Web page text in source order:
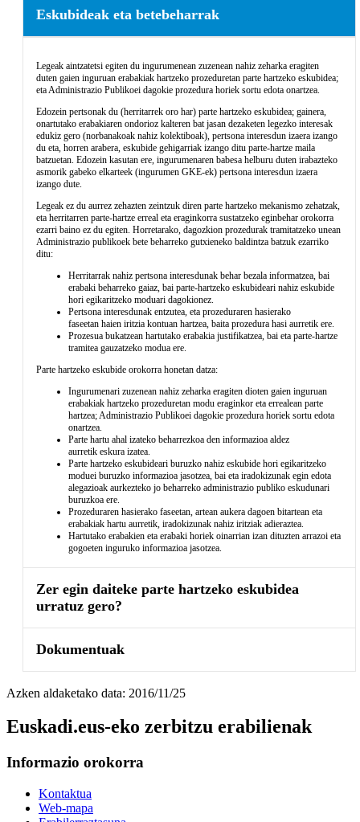
Eskubideak eta betebeharrak
Legeak aintzatetsi egiten du ingurumenean zuzenean nahiz zeharka eragiten
duten gaien inguruan erabakiak hartzeko prozeduretan parte hartzeko eskubidea;
eta Administrazio Publikoei dagokie prozedura horiek sortu edota onartzea.
Edozein pertsonak du (herritarrek oro har) parte hartzeko eskubidea; gainera,
onartutako erabakiaren ondorioz kalteren bat jasan dezaketen legezko interesak
edukiz gero (norbanakoak nahiz kolektiboak), pertsona interesdun izaera izango
du eta, horren arabera, eskubide gehigarriak izango ditu parte-hartze maila
batzuetan. Edozein kasutan ere, ingurumenaren babesa helburu duten irabazteko
asmorik gabeko elkarteek (ingurumen GKE-ek) pertsona interesdun izaera
izango dute.
Legeak ez du aurrez zehazten zeintzuk diren parte hartzeko mekanismo zehatzak,
eta herritarren parte-hartze erreal eta eraginkorra sustatzeko eginbehar orokorra
ezarri baino ez du egiten. Horretarako, dagozkion prozedurak tramitatzeko unean
Administrazio publikoek bete beharreko gutxieneko baldintza batzuk ezarriko
ditu:
Herritarrak nahiz pertsona interesdunak behar bezala informatzea, bai
erabaki beharreko gaiaz, bai parte-hartzeko eskubideari nahiz eskubide
hori egikaritzeko moduari dagokionez.
Pertsona interesdunak entzutea, eta prozeduraren hasierako
faseetan haien iritzia kontuan hartzea, baita prozedura hasi aurretik ere.
Prozesua bukatzean hartutako erabakia justifikatzea, bai eta parte-hartze
tramitea gauzatzeko modua ere.
Parte hartzeko eskubide orokorra honetan datza:
Ingurumenari zuzenean nahiz zeharka eragiten dioten gaien inguruan
erabakiak hartzeko prozeduretan modu eraginkor eta errealean parte
hartzea; Administrazio Publikoei dagokie prozedura horiek sortu edota
onartzea.
Parte hartu ahal izateko beharrezkoa den informazioa aldez
aurretik eskura izatea.
Parte hartzeko eskubideari buruzko nahiz eskubide hori egikaritzeko
moduei buruzko informazioa jasotzea, bai eta iradokizunak egin edota
alegazioak aurkezteko jo beharreko administrazio publiko eskudunari
buruzkoa ere.
Prozeduraren hasierako faseetan, artean aukera dagoen bitartean eta
erabakiak hartu aurretik, iradokizunak nahiz iritziak adieraztea.
Hartutako erabakien eta erabaki horiek oinarrian izan dituzten arrazoi eta
gogoeten inguruko informazioa jasotzea.
Zer egin daiteke parte hartzeko eskubidea
urratuz gero?
Dokumentuak
Azken aldaketako data: 2016/11/25
Euskadi.eus-eko zerbitzu erabilienak
Informazio orokorra
Kontaktua
Web-mapa